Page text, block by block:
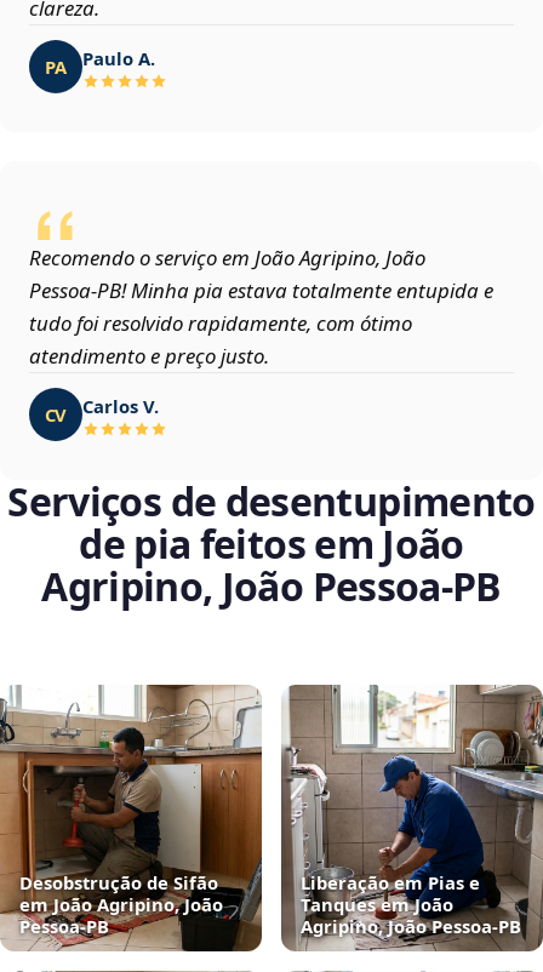
clareza.
PA Paulo A.
Recomendo o serviço em João Agripino, João
Pessoa‑PB! Minha pia estava totalmente entupida e
tudo foi resolvido rapidamente, com ótimo
atendimento e preço justo.
CV Carlos V.
Serviços de desentupimento
de pia feitos em João
Agripino, João Pessoa‑PB
Desobstrução de Sifão
em João Agripino, João
Pessoa‑PB
Liberação em Pias e
Tanques em João
Agripino, João Pessoa‑PB